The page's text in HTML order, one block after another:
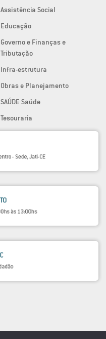
Assistência Social
Educação
Governo e Finanças e
Tributação
Infra-estrutura
Obras e Planejamento
SAÚDE Saúde
Tesouraria